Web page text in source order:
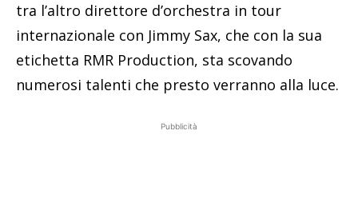
tra l’altro direttore d’orchestra in tour
internazionale con Jimmy Sax, che con la sua
etichetta RMR Production, sta scovando
numerosi talenti che presto verranno alla luce.
Pubblicità